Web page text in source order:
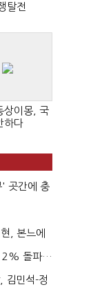
탈전
상이몽, 국
하다
곳간에 충
, 본느에
2% 돌파…
김민석-정